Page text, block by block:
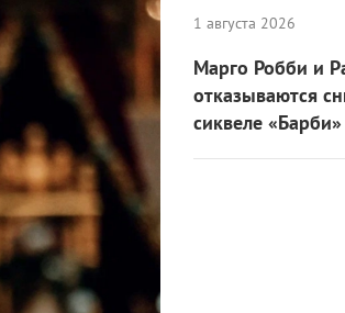
1 августа 2026
Марго Робби и
отказываются
сиквеле «Барби»